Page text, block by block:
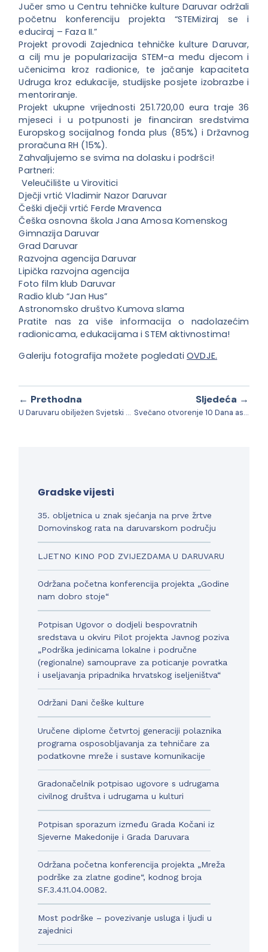
Jučer smo u Centru tehničke kulture Daruvar održali
početnu konferenciju projekta “STEMiziraj se i
educiraj – Faza II.”
Projekt provodi Zajednica tehničke kulture Daruvar,
a cilj mu je popularizacija STEM-a među djecom i
učenicima kroz radionice, te jačanje kapaciteta
Udruga kroz edukacije, studijske posjete izobrazbe i
mentoriranje.
Projekt ukupne vrijednosti 251.720,00 eura traje 36
mjeseci i u potpunosti je financiran sredstvima
Europskog socijalnog fonda plus (85%) i Državnog
proračuna RH (15%).
Zahvaljujemo se svima na dolasku i podršci!
Partneri:
‍ Veleučilište u Virovitici
Dječji vrtić Vladimir Nazor Daruvar
Češki dječji vrtić Ferde Mravenca
Češka osnovna škola Jana Amosa Komenskog
Gimnazija Daruvar
Grad Daruvar
Razvojna agencija Daruvar
Lipička razvojna agencija
Foto film klub Daruvar
Radio klub “Jan Hus”
Astronomsko društvo Kumova slama
Pratite nas za više informacija o nadolazećim
radionicama, edukacijama i STEM aktivnostima!
Galeriju fotografija možete pogledatiOVDJE.
← Prethodna
U Daruvaru obilježen Svjetski dan Crvenog križa i Crvenog polumjeseca
Sljedeća →
Svečano otvorenje 10 Dana astronomije u Daruvaru
Gradske vijesti
35. obljetnica u znak sjećanja na prve žrtve
Domovinskog rata na daruvarskom području
LJETNO KINO POD ZVIJEZDAMA U DARUVARU
Održana početna konferencija projekta „Godine
nam dobro stoje“
Potpisan Ugovor o dodjeli bespovratnih
sredstava u okviru Pilot projekta Javnog poziva
„Podrška jedinicama lokalne i područne
(regionalne) samouprave za poticanje povratka
i useljavanja pripadnika hrvatskog iseljeništva“
Održani Dani češke kulture
Uručene diplome četvrtoj generaciji polaznika
programa osposobljavanja za tehničare za
podatkovne mreže i sustave komunikacije
Gradonačelnik potpisao ugovore s udrugama
civilnog društva i udrugama u kulturi
Potpisan sporazum između Grada Kočani iz
Sjeverne Makedonije i Grada Daruvara
Održana početna konferencija projekta „Mreža
podrške za zlatne godine“, kodnog broja
SF.3.4.11.04.0082.
Most podrške – povezivanje usluga i ljudi u
zajednici